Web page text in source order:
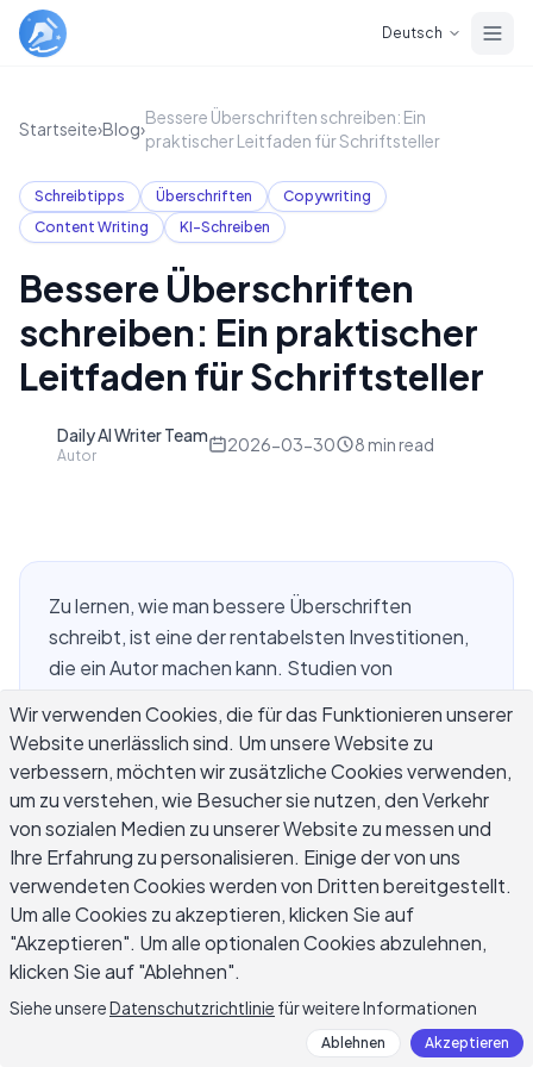
Deutsch
Startseite›Blog›
Bessere Überschriften schreiben: Ein
praktischer Leitfaden für Schriftsteller
Schreibtipps Überschriften
Copywriting
Content Writing
KI-Schreiben
Bessere Überschriften
schreiben: Ein praktischer
Leitfaden für Schriftsteller
Daily AI Writer Team
Autor
2026-03-30 8 min read
Zu lernen, wie man bessere Überschriften
schreibt, ist eine der rentabelsten Investitionen,
die ein Autor machen kann. Studien von
eine Überschrift lesen, aber nur 2 von 10 zum
Lesen des Restes klicken. Diese Lücke ist, wo die
meisten Inhalte scheitern. Ihre Überschrift ist das
erste Versprechen, das Sie einem Leser geben,
und es muss stark genug sein, um den Klick zu
verdienen, bevor ein Wort Ihres tatsächlichen
Schreibens gelesen wird. Egal ob Sie Blog-
Beiträge, E-Mail-Betreffzeilen oder Social-
Media-Inhalte verfassen, die gleichen
Kernprinzipien gelten: Klarheit, Spezifität und ein
Wir verwenden Cookies, die für das Funktionieren unserer
Website unerlässlich sind. Um unsere Website zu
verbessern, möchten wir zusätzliche Cookies verwenden,
um zu verstehen, wie Besucher sie nutzen, den Verkehr
von sozialen Medien zu unserer Website zu messen und
Ihre Erfahrung zu personalisieren. Einige der von uns
verwendeten Cookies werden von Dritten bereitgestellt.
Um alle Cookies zu akzeptieren, klicken Sie auf
"Akzeptieren". Um alle optionalen Cookies abzulehnen,
klicken Sie auf "Ablehnen".
Siehe unsereDatenschutzrichtlinie für weitere Informationen
Ablehnen Akzeptieren